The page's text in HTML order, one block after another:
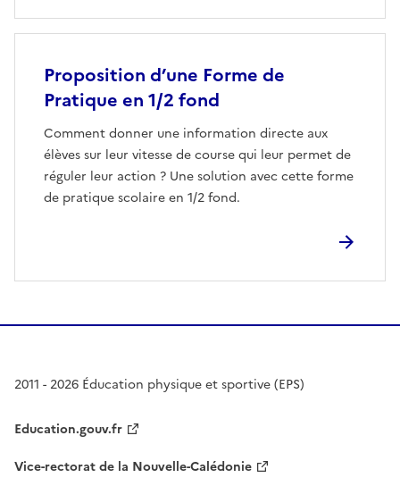
Proposition d’une Forme de
Pratique en 1/2 fond
Comment donner une information directe aux
élèves sur leur vitesse de course qui leur permet de
réguler leur action ? Une solution avec cette forme
de pratique scolaire en 1/2 fond.
2011 - 2026 Éducation physique et sportive (EPS)
Education.gouv.fr
Vice-rectorat de la Nouvelle-Calédonie